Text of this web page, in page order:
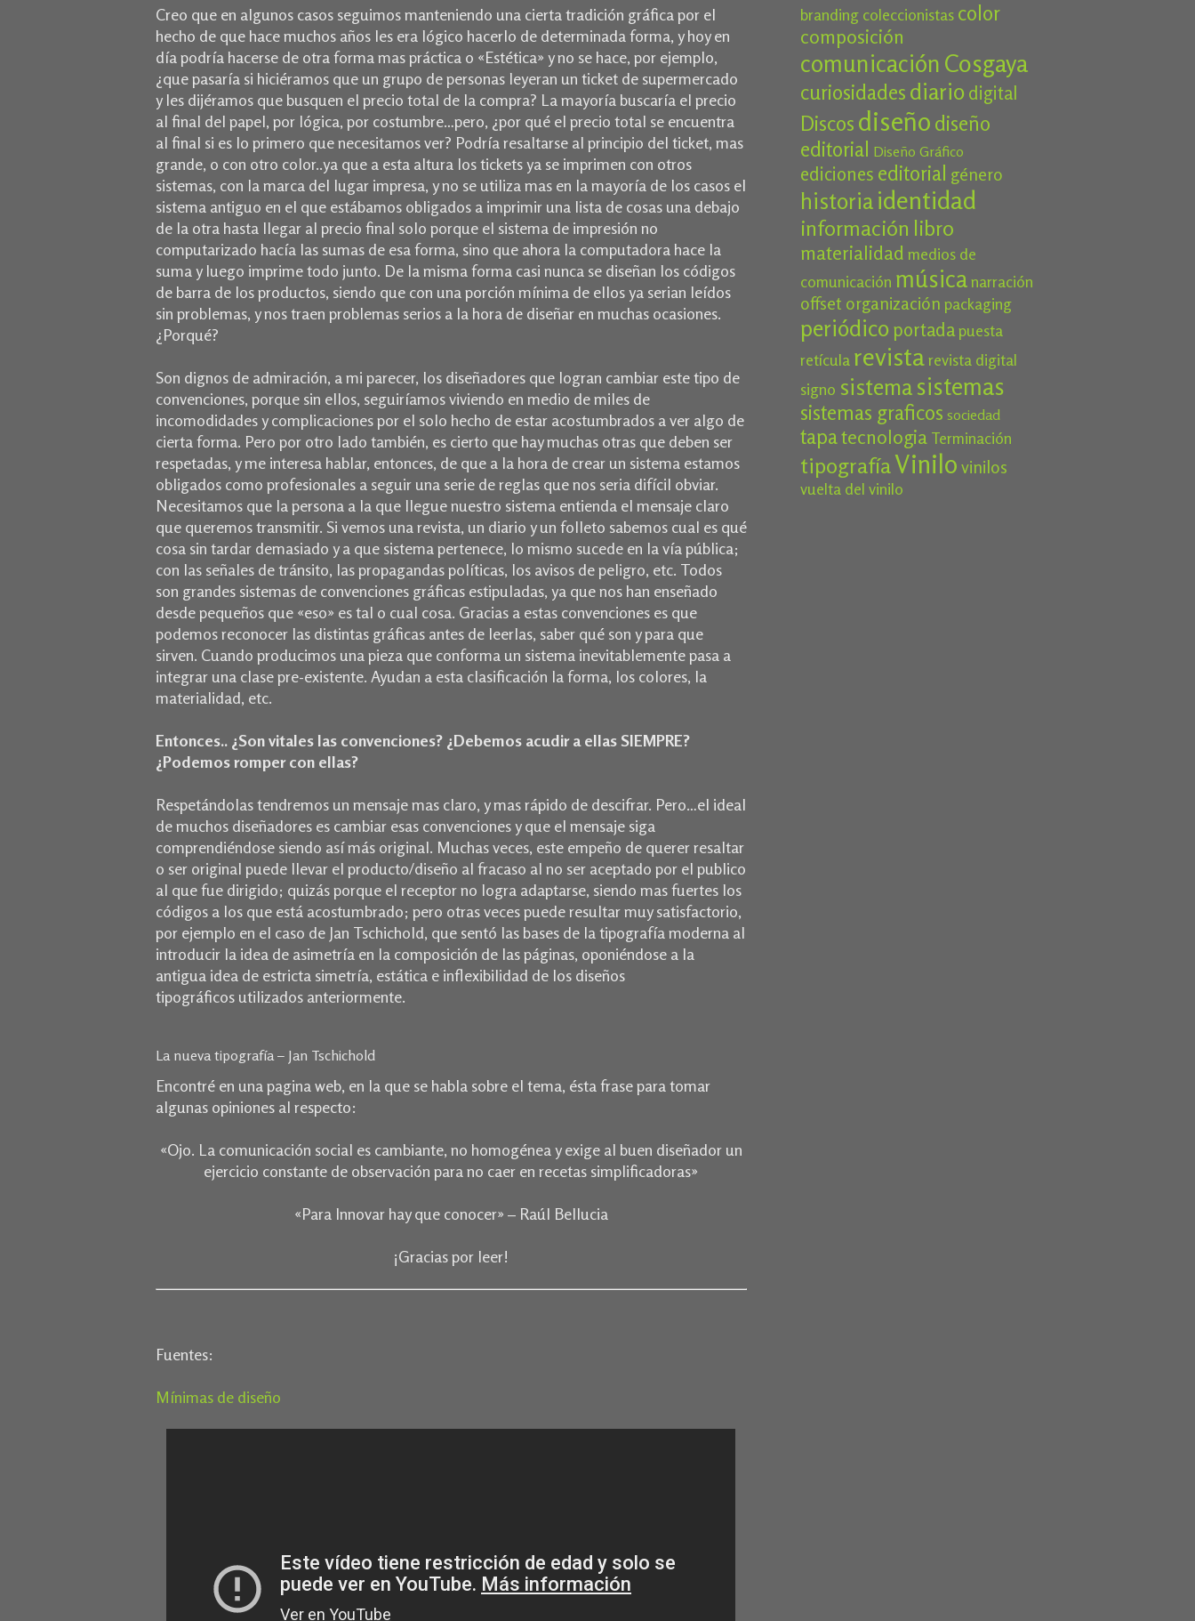
Creo que en algunos casos seguimos manteniendo una cierta tradición gráfica por el
hecho de que hace muchos años les era lógico hacerlo de determinada forma, y hoy en
día podría hacerse de otra forma mas práctica o «Estética» y no se hace, por ejemplo,
¿que pasaría si hiciéramos que un grupo de personas leyeran un ticket de supermercado
y les dijéramos que busquen el precio total de la compra? La mayoría buscaría el precio
al final del papel, por lógica, por costumbre…pero, ¿por qué el precio total se encuentra
al final si es lo primero que necesitamos ver? Podría resaltarse al principio del ticket, mas
grande, o con otro color..ya que a esta altura los tickets ya se imprimen con otros
sistemas, con la marca del lugar impresa, y no se utiliza mas en la mayoría de los casos el
sistema antiguo en el que estábamos obligados a imprimir una lista de cosas una debajo
de la otra hasta llegar al precio final solo porque el sistema de impresión no
computarizado hacía las sumas de esa forma, sino que ahora la computadora hace la
suma y luego imprime todo junto. De la misma forma casi nunca se diseñan los códigos
de barra de los productos, siendo que con una porción mínima de ellos ya serian leídos
sin problemas, y nos traen problemas serios a la hora de diseñar en muchas ocasiones.
¿Porqué?
Son dignos de admiración, a mi parecer, los diseñadores que logran cambiar este tipo de
convenciones, porque sin ellos, seguiríamos viviendo en medio de miles de
incomodidades y complicaciones por el solo hecho de estar acostumbrados a ver algo de
cierta forma. Pero por otro lado también, es cierto que hay muchas otras que deben ser
respetadas, y me interesa hablar, entonces, de que a la hora de crear un sistema estamos
obligados como profesionales a seguir una serie de reglas que nos seria difícil obviar.
Necesitamos que la persona a la que llegue nuestro sistema entienda el mensaje claro
que queremos transmitir. Si vemos una revista, un diario y un folleto sabemos cual es qué
cosa sin tardar demasiado y a que sistema pertenece, lo mismo sucede en la vía pública;
con las señales de tránsito, las propagandas políticas, los avisos de peligro, etc. Todos
son grandes sistemas de convenciones gráficas estipuladas, ya que nos han enseñado
desde pequeños que «eso» es tal o cual cosa. Gracias a estas convenciones es que
podemos reconocer las distintas gráficas antes de leerlas, saber qué son y para que
sirven. Cuando producimos una pieza que conforma un sistema inevitablemente pasa a
integrar una clase pre-existente. Ayudan a esta clasificación la forma, los colores, la
materialidad, etc.
Entonces.. ¿Son vitales las convenciones? ¿Debemos acudir a ellas SIEMPRE?
¿Podemos romper con ellas?
Respetándolas tendremos un mensaje mas claro, y mas rápido de descifrar. Pero…el ideal
de muchos diseñadores es cambiar esas convenciones y que el mensaje siga
comprendiéndose siendo así más original. Muchas veces, este empeño de querer resaltar
o ser original puede llevar el producto/diseño al fracaso al no ser aceptado por el publico
al que fue dirigido; quizás porque el receptor no logra adaptarse, siendo mas fuertes los
códigos a los que está acostumbrado; pero otras veces puede resultar muy satisfactorio,
por ejemplo en el caso de Jan Tschichold, que sentó las bases de la tipografía moderna al
introducir la idea de asimetría en la composición de las páginas, oponiéndose a la
antigua idea de estricta simetría, estática e inflexibilidad de los diseños
tipográficos utilizados anteriormente.
La nueva tipografía – Jan Tschichold
Encontré en una pagina web, en la que se habla sobre el tema, ésta frase para tomar
algunas opiniones al respecto:
«Ojo. La comunicación social es cambiante, no homogénea y exige al buen diseñador un
ejercicio constante de observación para no caer en recetas simplificadoras»
«Para Innovar hay que conocer» – Raúl Bellucia
¡Gracias por leer!
Fuentes:
Mínimas de diseño
branding coleccionistas color
composición
comunicación Cosgaya
curiosidades diario digital
Discos diseño diseño
editorial Diseño Gráfico
ediciones editorial género
historia identidad
información libro
materialidad medios de
comunicación música narración
offset organización packaging
periódico portada puesta
retícula revista revista digital
signo sistema sistemas
sistemas graficos sociedad
tapatecnologia Terminación
tipografíaVinilo vinilos
vuelta del vinilo